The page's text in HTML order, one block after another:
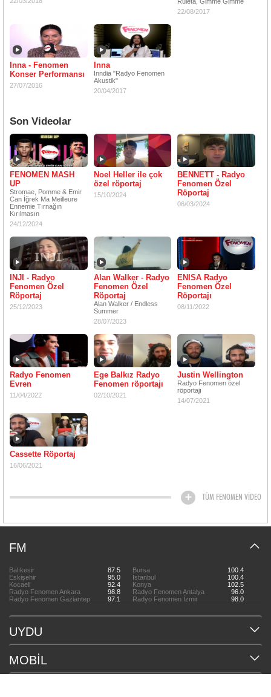
22/08/2017
Inna - Fenomen
Konser Performansı
27/07/2016
Inna
Inndia "Radyo Fenomen
Akustik"
20/04/2017
Son Videolar
FENOMEN MASH
UP
Stromae, Pomme & Emir
Can İğrek Ma Meilleure
Ennemie Tırnağın
Kırılmasın
24/12/2024
Noel Heller ile çok
özel röportaj
15/10/2024
BENNETT - Radyo
Fenomen Özel
Röportaj
06/03/2024
INJI - Radyo
Fenomen Özel
Röportaj
25/12/2023
Alan Walker - Radyo
Fenomen Özel
Röportaj
Alan Walker / Endless
Summer
28/07/2023
ENISA Radyo
Fenomen Özel
Röportajı
08/11/2022
Radyo Fenomen
Evren
11/04/2022
Ege Balkız Radyo
Fenomen röportajı
02/10/2021
Justin Wellington
Radyo Fenomen özel
röportajı
14/07/2021
Cassette Röportaj
16/06/2021
TÜM FENOMEN VİDEO
FM
Balıkesir 87.5 Bursa
100.4
Eskişehir
95.0 İstanbul
100.4
Kocaeli
92.4 Konya
102.5
Radyo Fenomen Ankara
98.8 Radyo Fenomen Antalya
96.0
Radyo Fenomen Gaziantep
97.1 Radyo Fenomen İzmir 98.0
UYDU
MOBİL